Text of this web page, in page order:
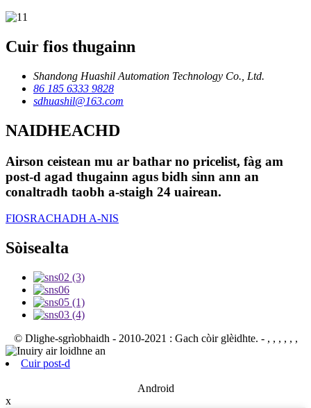
Cuir fios thugainn
Shandong Huashil Automation Technology Co., Ltd.
86 185 6333 9828
sdhuashil@163.com
NAIDHEACHD
Airson ceistean mu ar bathar no pricelist, fàg am
post-d agad thugainn agus bidh sinn ann an
conaltradh taobh a-staigh 24 uairean.
FIOSRACHADH A-NIS
Sòisealta
© Dlighe-sgrìobhaidh - 2010-2021 : Gach còir glèidhte. - , , , , , ,
Cuir post-d
Android
x